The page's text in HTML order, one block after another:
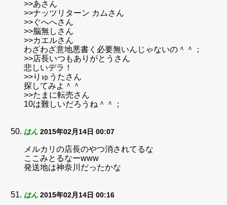
>>あさん
>>ナッツリターン カムさん
>>ぐへへさん
>>脳無しさん
>>カエルさん
わざわざ意地悪書く必要無いんじゃないの＾＾；
>>店長いつもありがとうさん
悲しいデラ！
>>りゅうたさん
探してみよ＾＾
>>たまに転売さん
10は難しいだろうね＾＾；
はん 2015年02月14日 00:07
メルカリの店長のやつ消されてるな
ここみとるなーwww
発送地は神奈川だったかな
はん 2015年02月14日 00:16